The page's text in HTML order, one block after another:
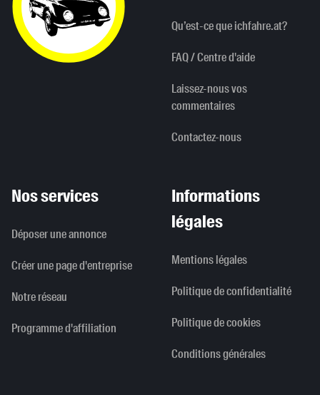
Qu’est-ce que ichfahre.at?
FAQ / Centre d'aide
Laissez-nous vos
commentaires
Contactez-nous
Nos services
Déposer une annonce
Créer une page d'entreprise
Notre réseau
Programme d'affiliation
Informations
légales
Mentions légales
Politique de confidentialité
Politique de cookies
Conditions générales